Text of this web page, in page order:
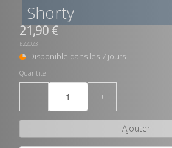
Shorty
21,90 €
E22023
Disponible dans les 7 jours
Quantité
− +
Ajouter